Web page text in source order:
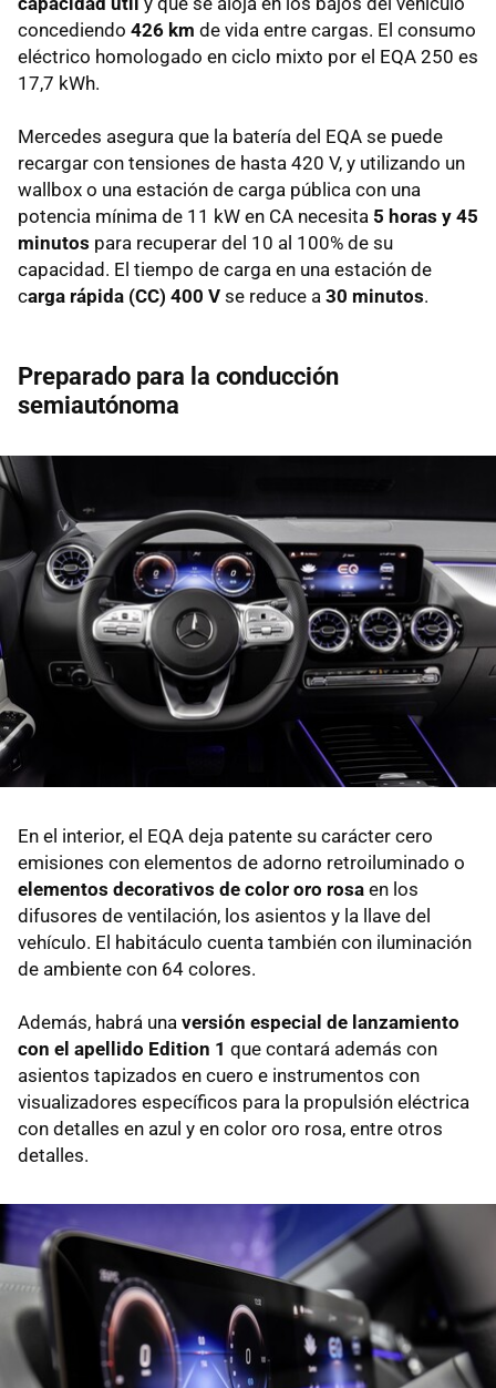
concediendo 426 km de vida entre cargas. El consumo
eléctrico homologado en ciclo mixto por el EQA 250 es
17,7 kWh.
Mercedes asegura que la batería del EQA se puede
recargar con tensiones de hasta 420 V, y utilizando un
wallbox o una estación de carga pública con una
potencia mínima de 11 kW en CA necesita 5 horas y 45
minutos para recuperar del 10 al 100% de su
capacidad. El tiempo de carga en una estación de
carga rápida (CC) 400 V se reduce a 30 minutos.
Preparado para la conducción
semiautónoma
En el interior, el EQA deja patente su carácter cero
emisiones con elementos de adorno retroiluminado o
elementos decorativos de color oro rosa en los
difusores de ventilación, los asientos y la llave del
vehículo. El habitáculo cuenta también con iluminación
de ambiente con 64 colores.
Además, habrá una versión especial de lanzamiento
con el apellido Edition 1 que contará además con
asientos tapizados en cuero e instrumentos con
visualizadores específicos para la propulsión eléctrica
con detalles en azul y en color oro rosa, entre otros
detalles.